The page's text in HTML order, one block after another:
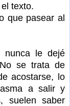
texto.
pasear al
le dejé
se trata de
acostarse, lo
a salir y
suelen saber